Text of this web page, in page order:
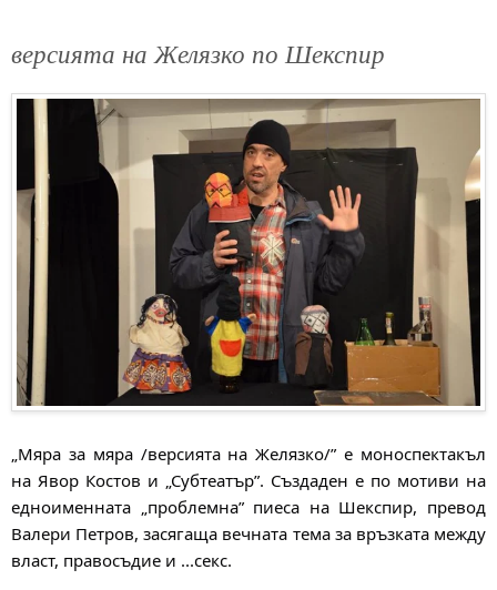
версията на Желязко по Шекспир
„Мяра за мяра /версията на Желязко/” е моноспектакъл
на Явор Костов и „Субтеатър”. Създаден е по мотиви на
едноименната „проблемна” пиеса на Шекспир, превод
Валери Петров, засягаща вечната тема за връзката между
власт, правосъдие и ...секс.